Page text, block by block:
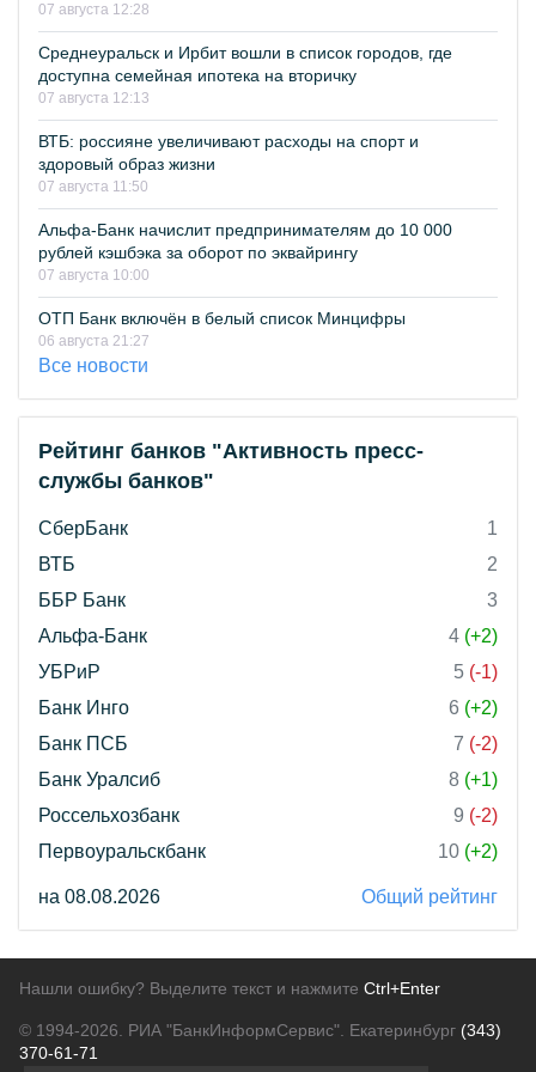
07 августа 12:28
Среднеуральск и Ирбит вошли в список городов, где
доступна семейная ипотека на вторичку
07 августа 12:13
ВТБ: россияне увеличивают расходы на спорт и
здоровый образ жизни
07 августа 11:50
Альфа-Банк начислит предпринимателям до 10 000
рублей кэшбэка за оборот по эквайрингу
07 августа 10:00
ОТП Банк включён в белый список Минцифры
06 августа 21:27
Все новости
Рейтинг банков "Активность пресс-
службы банков"
СберБанк
1
ВТБ
2
ББР Банк
3
Альфа-Банк
4 (+2)
УБРиР
5 (-1)
Банк Инго
6 (+2)
Банк ПСБ
7 (-2)
Банк Уралсиб
8 (+1)
Россельхозбанк
9 (-2)
Первоуральскбанк
10 (+2)
на 08.08.2026 Общий рейтинг
Нашли ошибку? Выделите текст и нажмите Ctrl+Enter
© 1994-2026. РИА "БанкИнформСервис". Екатеринбург (343)
370-61-71